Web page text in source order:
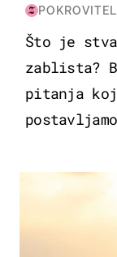
Što je
zablista?
pitanja